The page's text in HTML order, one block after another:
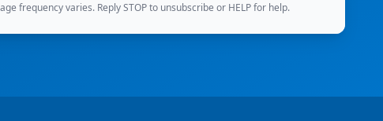
frequency varies. Reply STOP to unsubscribe or HELP for help.